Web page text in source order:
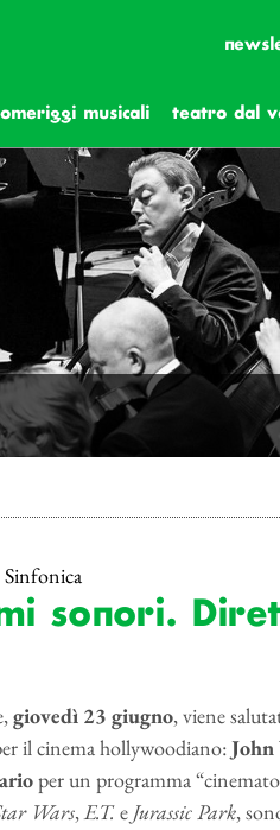
musicali teatro dal
Sinfonica
sonori.
giovedì 23 giugno, viene
il cinema hollywoodiano:
per un programma
Wars,E.T.e Jurassic Park,